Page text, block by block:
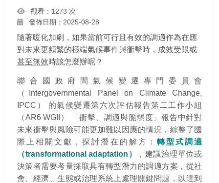
觀看：1273 次
發佈日期：2025-08-28
隨著暖化加劇，如果當前可行且有效的調適作為在應
對未來更頻繁的極端氣候事件與衝擊時， 成效受限或
甚至無效時該怎麼辦呢？
聯合國政府間氣候變遷專門委員會
（Intergovernmental Panel on Climate Change,
IPCC） 的氣候變遷第六次評估報告第二工作小組
（AR6 WGII） 「衝擊、調適與脆弱度」報告中針對
未來衝擊與風險可能更加難以因應的情況，綜整了國
際上相關文獻，探討潛在的解方： 轉型式調適
（transformational adaptation）
，建議治理單位或
決策者需要考量採取具有轉型潛力的調適方案，從社
會、經濟、生態或治理系統上處理關鍵問題，以達到